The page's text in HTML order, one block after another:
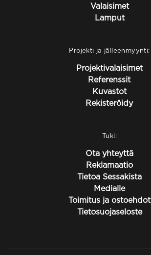
Valaisimet
Lamput
Projekti ja jälleenmyynti:
Projektivalaisimet
Referenssit
Kuvastot
Rekisteröidy
Tuki:
Ota yhteyttä
Reklamaatio
Tietoa Sessakista
Medialle
Toimitus ja ostoehdot
Tietosuojaseloste